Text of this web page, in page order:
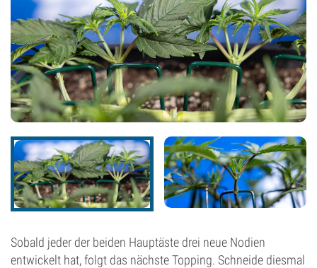
Sobald jeder der beiden Hauptäste drei neue Nodien
entwickelt hat, folgt das nächste Topping. Schneide diesmal